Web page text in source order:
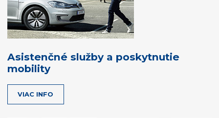
Asistenčné služby a poskytnutie
mobility
VIAC INFO